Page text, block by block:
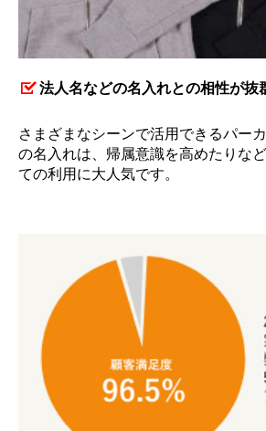
法人名などの名入れとの相性が抜
さまざまなシーンで活用できるパー
の名入れは、帰属意識を高めたりな
ての利用に大人気です。